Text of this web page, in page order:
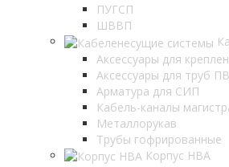
ПУГСП
ШВВП
Аксессуары для
Аксессуары для труб
Арматура для СИП
Кабель-каналы
Металлорукав
Трубы гофрированные
Корпус НВА